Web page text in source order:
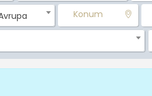
Konum